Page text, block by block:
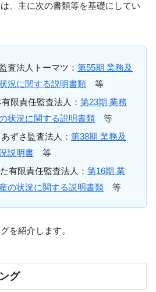
、主に次の書類等を基礎にしてい
査法人トーマツ： 第55期 業務及
況に関する説明書類 等
限責任監査法人： 第23期 業務
状況に関する説明書類 等
ずさ監査法人： 第38期 業務及
説明書 等
有限責任監査法人： 第16期 業
の状況に関する説明書類 等
を紹介します。
グ